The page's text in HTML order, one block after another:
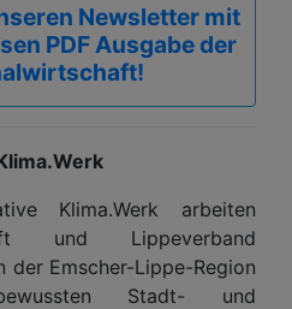
Newsletter mit
PDF Ausgabe der
Klima.Werk arbeiten
und Lippeverband
der Emscher-Lippe-Region
Stadt- und